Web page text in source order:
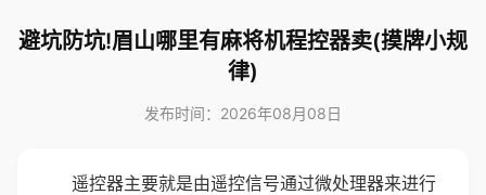
避坑防坑!眉山哪里有麻将机程控器卖(摸牌小规
律)
发布时间：2026年08月08日
遥控器主要就是由遥控信号通过微处理器来进行